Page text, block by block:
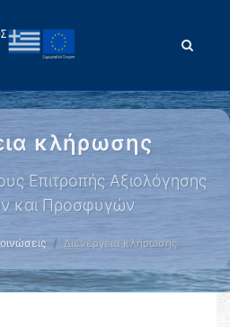
κλήρωσης
Επιτροπής Αξιολόγησης
και Προσφυγών
Διενέργεια κλήρωσης